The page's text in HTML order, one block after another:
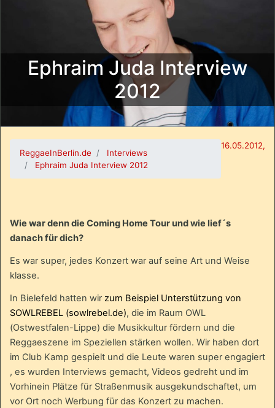
Ephraim Juda Interview
2012
16.05.2012,
ReggaeInBerlin.de
Interviews
Ephraim Juda Interview 2012
Wie war denn die Coming Home Tour und wie lief´s
danach für dich?
Es war super, jedes Konzert war auf seine Art und Weise
klasse.
In Bielefeld hatten wir zum Beispiel Unterstützung von
SOWLREBEL (sowlrebel.de), die im Raum OWL
(Ostwestfalen-Lippe) die Musikkultur fördern und die
Reggaeszene im Speziellen stärken wollen. Wir haben dort
im Club Kamp gespielt und die Leute waren super engagiert
, es wurden Interviews gemacht, Videos gedreht und im
Vorhinein Plätze für Straßenmusik ausgekundschaftet, um
vor Ort noch Werbung für das Konzert zu machen.